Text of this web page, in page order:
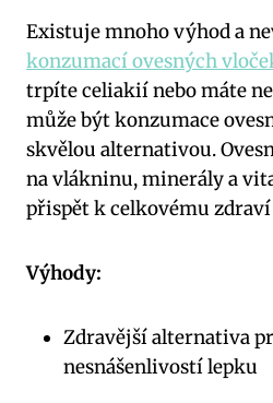
Existuje mnoho výhod a
konzumací ovesných
trpíte celiakií nebo máte
může být konzumace
skvělou alternativou.
na vlákninu, minerály a
přispět k celkovému
Výhody:
Zdravější alternativa
nesnášenlivostí lepku